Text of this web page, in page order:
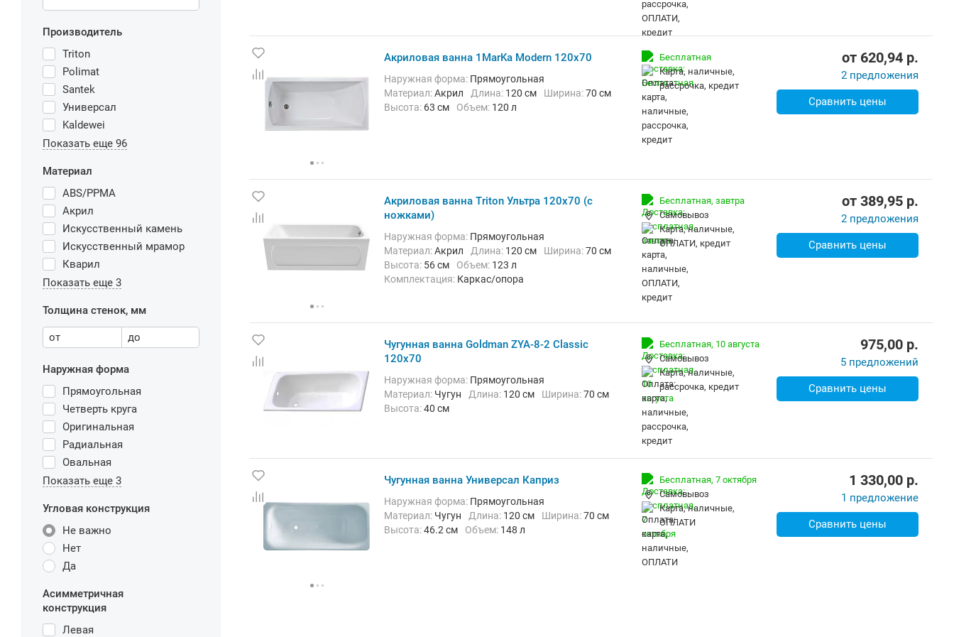
Производитель
Triton
Polimat
Santek
Универсал
Kaldewei
Показать еще 96
Материал
ABS/PPMA
Акрил
Искусственный камень
Искусственный мрамор
Кварил
Показать еще 3
Толщина стенок, мм
от до
Наружная форма
Прямоугольная
Четверть круга
Оригинальная
Радиальная
Овальная
Показать еще 3
Угловая конструкция
Не важно
Нет
Да
Асимметричная
конструкция
Левая
Акриловая ванна 1MarKa Modern 120x70
Наружная форма: Прямоугольная
Материал:Акрил Длина: 120 см Ширина:70 см
Высота: 63 см Объем: 120 л
Бесплатная
карта, наличные,
рассрочка, кредит
от 620,94 p.
2 предложения
Сравнить цены
Акриловая ванна Triton Ультра 120x70 (с
ножками)
Наружная форма: Прямоугольная
Материал:Акрил Длина: 120 см Ширина:70 см
Высота: 56 см Объем: 123 л
Комплектация: Каркас/опора
Бесплатная, завтра
Самовывоз
карта, наличные,
ОПЛАТИ, кредит
от 389,95 p.
2 предложения
Сравнить цены
Чугунная ванна Goldman ZYA-8-2 Classic
120x70
Наружная форма: Прямоугольная
Материал: Чугун Длина: 120 см Ширина:70 см
Высота:40 см
Бесплатная, 10 августа
Самовывоз
карта, наличные,
рассрочка, кредит
975,00 p.
5 предложений
Сравнить цены
Чугунная ванна Универсал Каприз
Наружная форма: Прямоугольная
Материал: Чугун Длина: 120 см Ширина:70 см
Высота:46.2 см Объем: 148 л
Бесплатная, 7 октября
Самовывоз
карта, наличные,
ОПЛАТИ
1 330,00 p.
1 предложение
Сравнить цены